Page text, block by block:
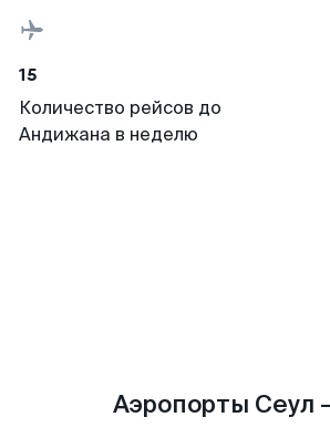
15
Количество рейсов до
Андижана в неделю
Аэропорты Сеул